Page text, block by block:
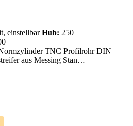
einstellbarHub: 250
TNC Profilrohr DIN
aus Messing Stan…